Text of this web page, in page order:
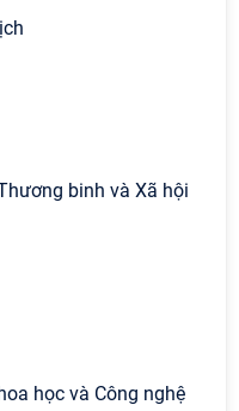
binh và Xã hội
học và Công nghệ